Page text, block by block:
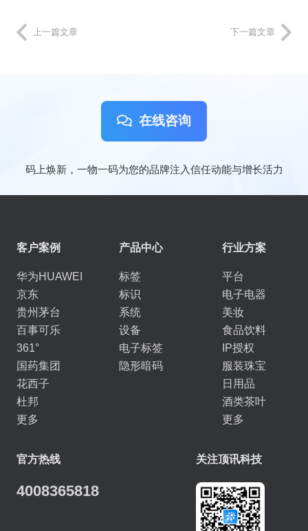
上一篇文章 下一篇文章
在线咨询
码上焕新，一物一码为您的品牌注入信任动能与增长活力
客户案例
华为HUAWEI
京东
贵州茅台
百事可乐
361°
国药集团
花西子
杜邦
更多
产品中心
标签
标识
系统
设备
电子标签
隐形暗码
行业方案
平台
电子电器
美妆
食品饮料
IP授权
服装珠宝
日用品
酒类茶叶
更多
官方热线
4008365818
关注顶讯科技